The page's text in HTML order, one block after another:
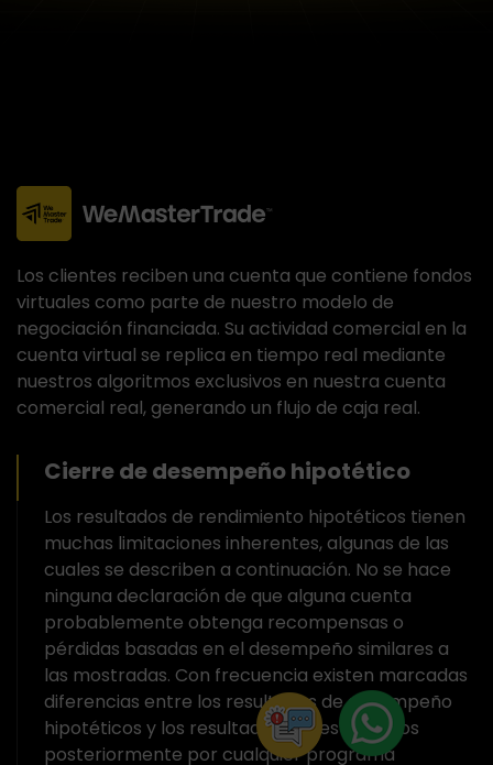
Los clientes reciben una cuenta que contiene fondos
virtuales como parte de nuestro modelo de
negociación financiada. Su actividad comercial en la
cuenta virtual se replica en tiempo real mediante
nuestros algoritmos exclusivos en nuestra cuenta
comercial real, generando un flujo de caja real.
Cierre de desempeño hipotético
Los resultados de rendimiento hipotéticos tienen
muchas limitaciones inherentes, algunas de las
cuales se describen a continuación. No se hace
ninguna declaración de que alguna cuenta
probablemente obtenga recompensas o
pérdidas basadas en el desempeño similares a
las mostradas. Con frecuencia existen marcadas
diferencias entre los resultados de desempeño
hipotéticos y los resultados reales logrados
posteriormente por cualquier programa